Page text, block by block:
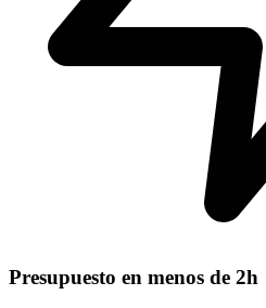
Presupuesto en menos de 2h